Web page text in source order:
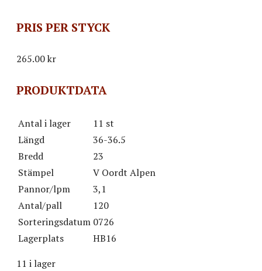
PRIS PER STYCK
265.00kr
PRODUKTDATA
Antal i lager
11 st
Längd
36-36.5
Bredd
23
Stämpel
V Oordt Alpen
Pannor/lpm
3,1
Antal/pall
120
Sorteringsdatum 0726
Lagerplats
HB16
11 i lager